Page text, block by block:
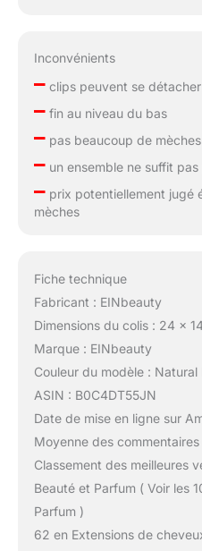
Inconvénients
–clips peuvent se détacher
–fin au niveau du bas
–pas beaucoup de mèches
–un ensemble ne suffit
–prix potentiellement jugé
mèches
Fiche technique
Fabricant : EINbeauty
Dimensions du colis : 24 x
Marque : EINbeauty
Couleur du modèle :
ASIN : B0C4DT55JN
Date de mise en ligne sur
Moyenne des
Classement des meilleures
Beauté et Parfum ( Voir les
Parfum )
62 en Extensions de